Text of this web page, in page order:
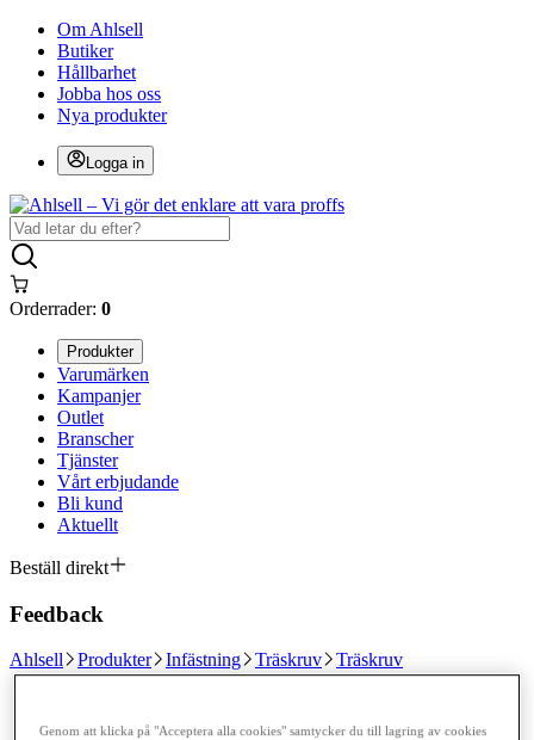
Om Ahlsell
Butiker
Hållbarhet
Jobba hos oss
Nya produkter
Logga in
Orderrader: 0
Produkter
Varumärken
Kampanjer
Outlet
Branscher
Tjänster
Vårt erbjudande
Bli kund
Aktuellt
Beställ direkt
Feedback
Ahlsell Produkter Infästning Träskruv Träskruv
Genom att klicka på "Acceptera alla cookies" samtycker du till lagring av cookies